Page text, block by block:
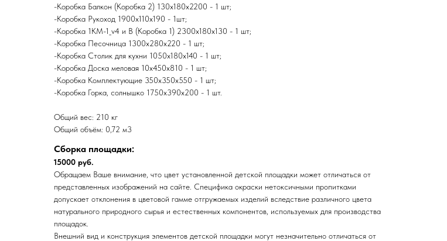
-Коробка Балкон (Коробка 2) 130х180х2200 - 1 шт;
-Коробка Рукоход 1900х110х190 - 1шт;
-Коробка 1КМ-1_v4 и В (Коробка 1) 2300х180х130 - 1 шт;
-Коробка Песочница 1300х280х220 - 1 шт;
-Коробка Столик для кухни 1050х180х140 - 1 шт;
-Коробка Доска меловая 10х450х810 - 1 шт;
-Коробка Комплектующие 350х350х550 - 1 шт;
-Коробка Горка, солнышко 1750х390х200 - 1 шт.
Общий вес: 210 кг
Общий объём: 0,72 м3
Сборка площадки:
15000 руб.
Обращаем Ваше внимание, что цвет установленной детской площадки может отличаться от
представленных изображений на сайте. Специфика окраски нетоксичными пропитками
допускает отклонения в цветовой гамме отгружаемых изделий вследствие различного цвета
натурального природного сырья и естественных компонентов, используемых для производства
площадок.
Внешний вид и конструкция элементов детской площадки могут незначительно отличаться от